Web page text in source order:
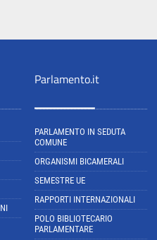
Parlamento.it
PARLAMENTO IN SEDUTA
COMUNE
ORGANISMI BICAMERALI
SEMESTRE UE
RAPPORTI INTERNAZIONALI
POLO BIBLIOTECARIO
PARLAMENTARE